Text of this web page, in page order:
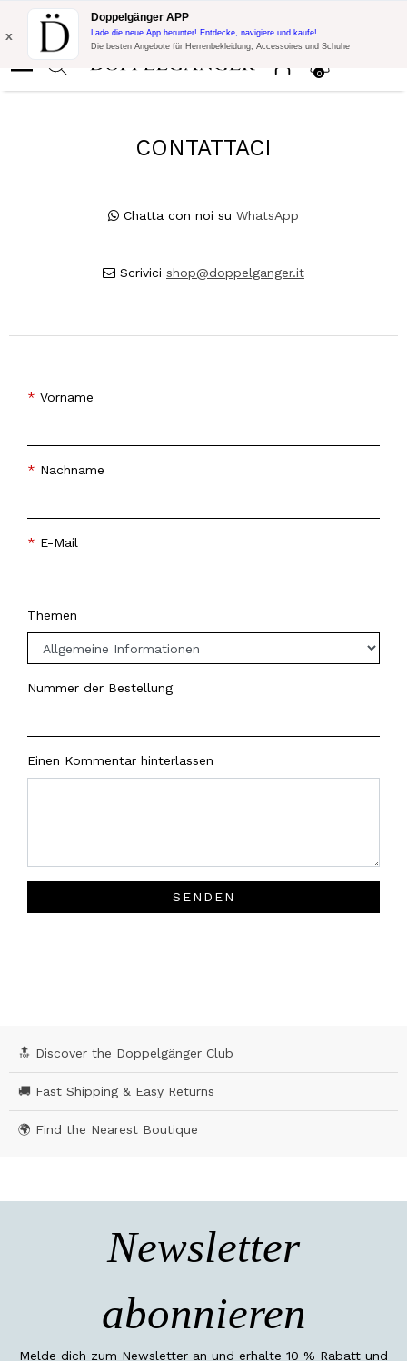
Blitzangebot:
10% Extra-Rabatt auf 300€ Einkauf mit Code:
DOPPEL300
0
x
Doppelgänger APP
Lade die neue App herunter! Entdecke, navigiere und kaufe!
Die besten Angebote für Herrenbekleidung, Accessoires und Schuhe
CONTATTACI
Chatta con noi su WhatsApp
Scrivici shop@doppelganger.it
Vorname
Nachname
E-Mail
Themen
Nummer der Bestellung
Einen Kommentar hinterlassen
SENDEN
🔝 Discover the Doppelgänger Club
🚚 Fast Shipping & Easy Returns
🌍 Find the Nearest Boutique
Newsletter
abonnieren
Melde dich zum Newsletter an und erhalte 10 % Rabatt und